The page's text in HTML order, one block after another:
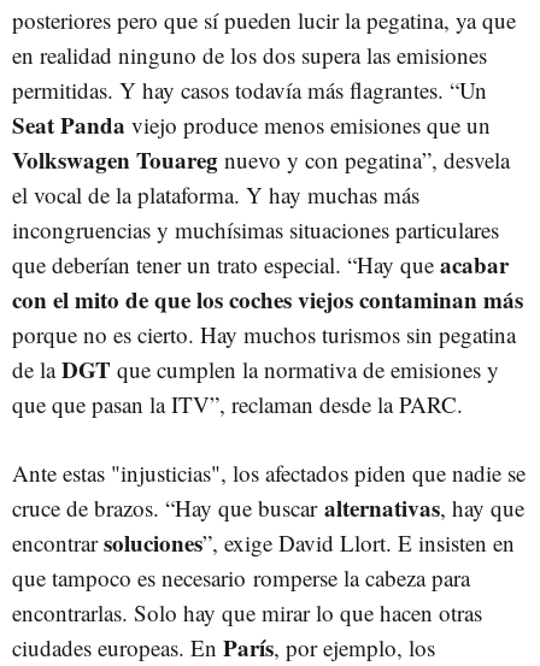
posteriores pero que sí pueden lucir la pegatina, ya que
en realidad ninguno de los dos supera las emisiones
permitidas. Y hay casos todavía más flagrantes. “Un
Seat Panda viejo produce menos emisiones que un
Volkswagen Touareg nuevo y con pegatina”, desvela
el vocal de la plataforma. Y hay muchas más
incongruencias y muchísimas situaciones particulares
que deberían tener un trato especial. “Hay que acabar
con el mito de que los coches viejos contaminan más
porque no es cierto. Hay muchos turismos sin pegatina
de laDGT que cumplen la normativa de emisiones y
que que pasan la ITV”, reclaman desde la PARC.
Ante estas "injusticias", los afectados piden que nadie se
cruce de brazos. “Hay que buscar alternativas, hay que
encontrarsoluciones”, exige David Llort. E insisten en
que tampoco es necesario romperse la cabeza para
encontrarlas. Solo hay que mirar lo que hacen otras
ciudades europeas. En París, por ejemplo, los